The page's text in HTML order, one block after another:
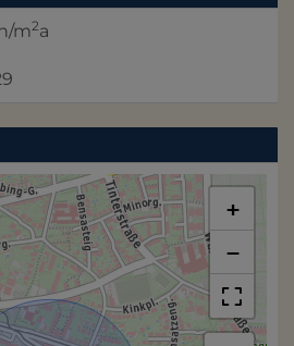
m2a
+
−